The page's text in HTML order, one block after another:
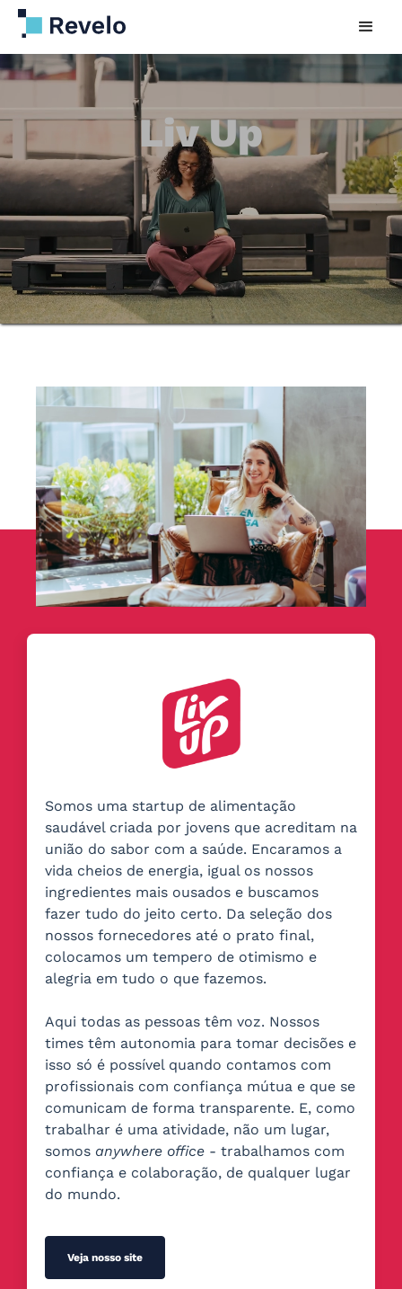
Liv Up
Somos uma startup de alimentação
saudável criada por jovens que acreditam na
união do sabor com a saúde. Encaramos a
vida cheios de energia, igual os nossos
ingredientes mais ousados e buscamos
fazer tudo do jeito certo. Da seleção dos
nossos fornecedores até o prato final,
colocamos um tempero de otimismo e
alegria em tudo o que fazemos.
Aqui todas as pessoas têm voz. Nossos
times têm autonomia para tomar decisões e
isso só é possível quando contamos com
profissionais com confiança mútua e que se
comunicam de forma transparente. E, como
trabalhar é uma atividade, não um lugar,
somos anywhere office - trabalhamos com
confiança e colaboração, de qualquer lugar
do mundo.
Veja nosso site